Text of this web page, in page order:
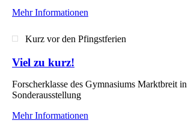
Mehr Informationen
Kurz vor den Pfingstferien
Viel zu kurz!
Forscherklasse des Gymnasiums Marktbreit
Sonderausstellung
Mehr Informationen